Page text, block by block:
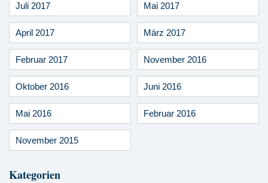
Juli 2017 Mai 2017
April 2017 März 2017
Februar 2017 November 2016
Oktober 2016 Juni 2016
Mai 2016 Februar 2016
November 2015
Kategorien